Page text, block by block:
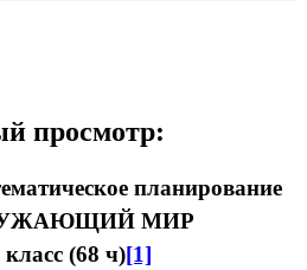
просмотр:
планирование
МИР
класс (68 ч)[1]